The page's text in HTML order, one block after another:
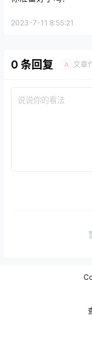
2023-7-11 8:55:21
0 条回复 A 文章